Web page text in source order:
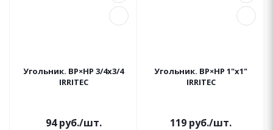
Угольник. ВР×НР 3/4x3/4
IRRITEC
94руб./шт.
Угольник. ВР×НР 1"x1"
IRRITEC
119 руб./шт.